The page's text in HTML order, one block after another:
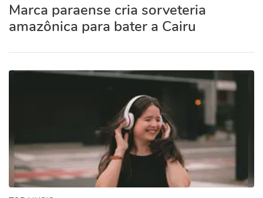
Marca paraense cria sorveteria
amazônica para bater a Cairu